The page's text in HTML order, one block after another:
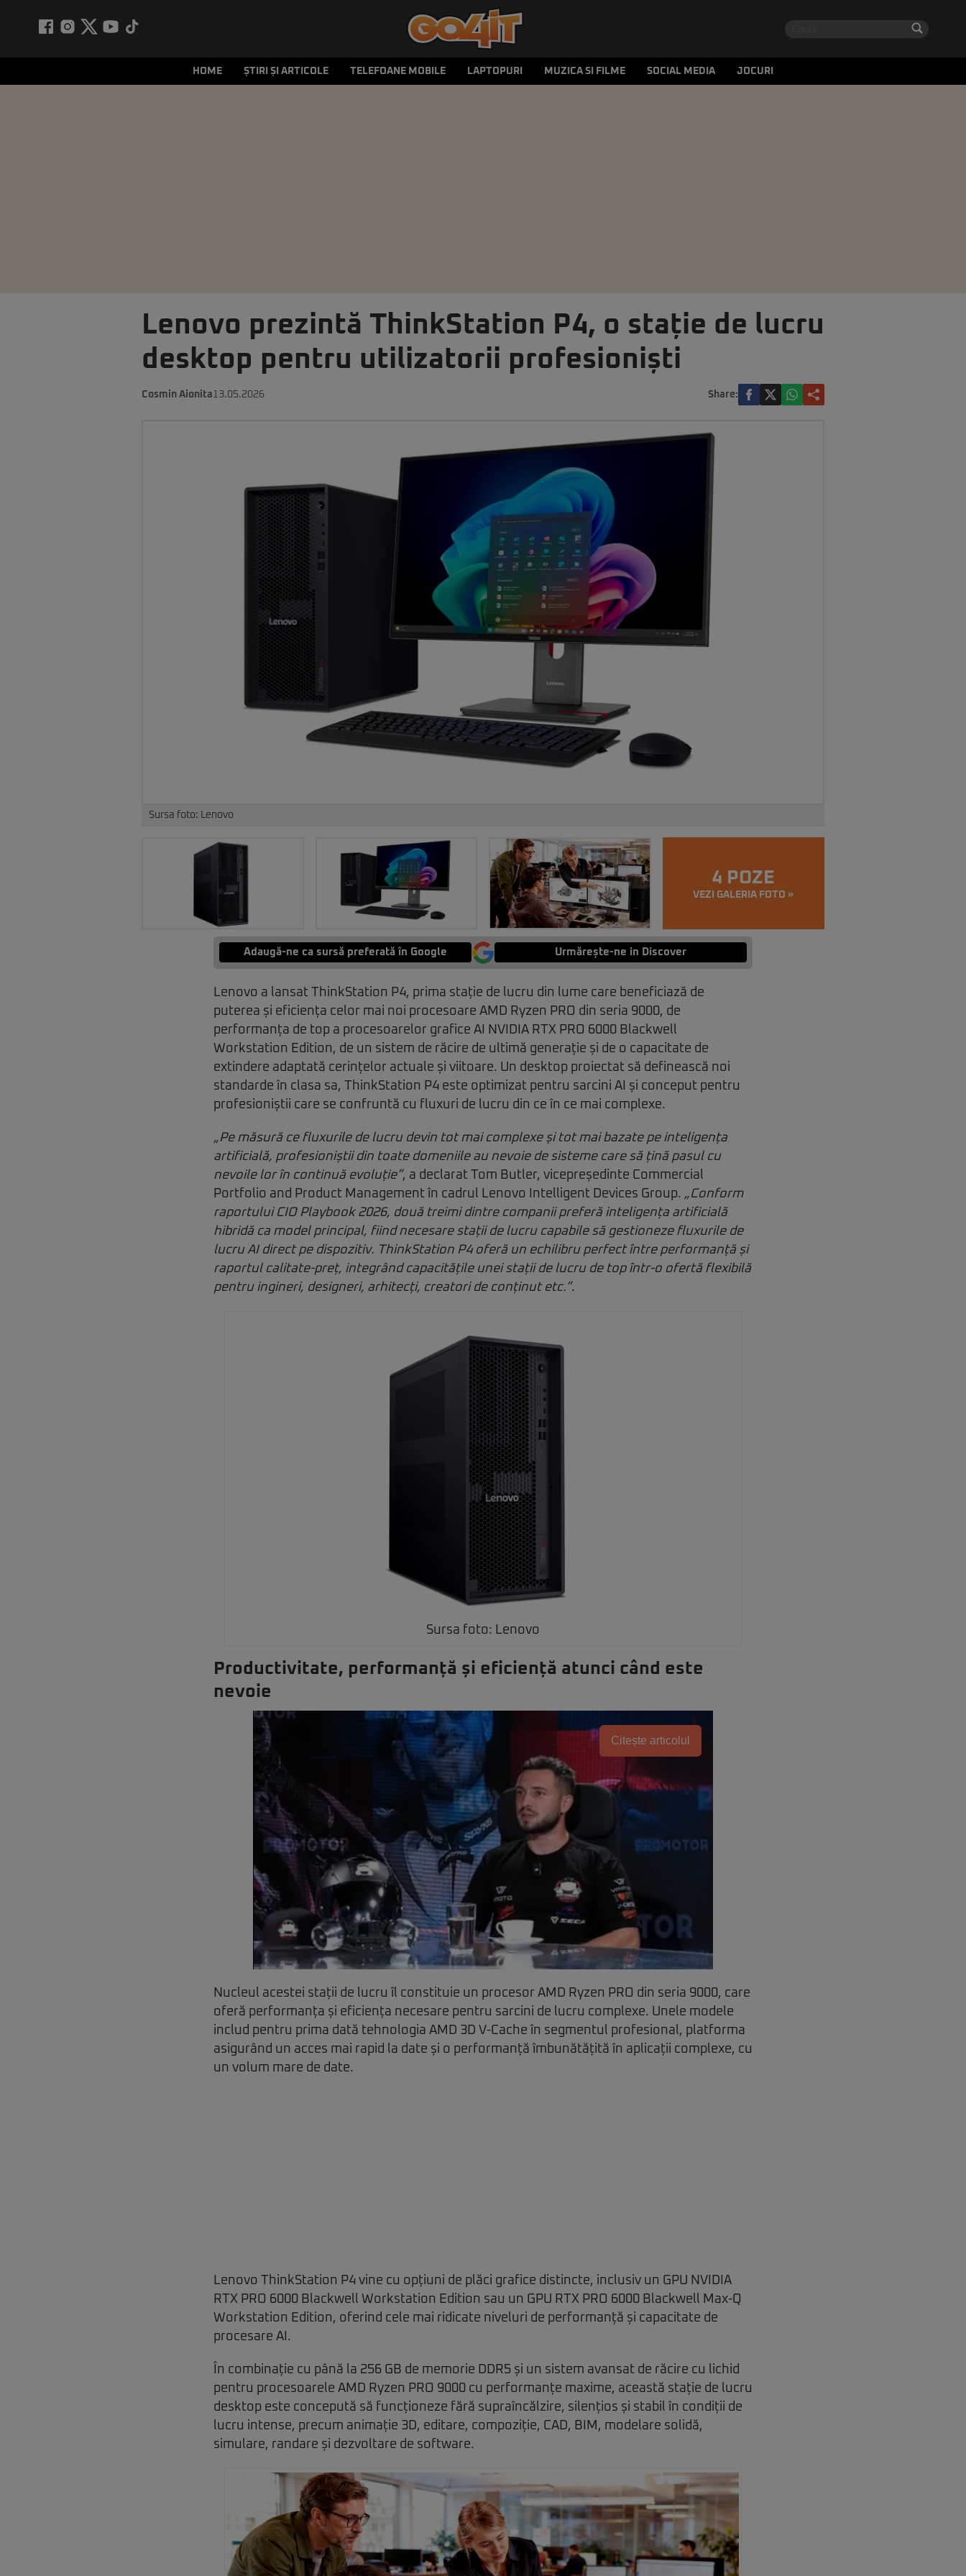
HOME ȘTIRI ȘI ARTICOLE TELEFOANE MOBILE LAPTOPURI MUZICA SI FILME SOCIAL MEDIA JOCURI
Lenovo prezintă ThinkStation P4, o stație de lucru
desktop pentru utilizatorii profesioniști
Cosmin Aionita13.05.2026 Share:
Sursa foto: Lenovo
4 POZE
VEZI GALERIA FOTO »
Adaugă-ne ca sursă preferată în Google Urmărește-ne in Discover
Lenovo a lansat ThinkStation P4, prima stație de lucru din lume care beneficiază de
puterea și eficiența celor mai noi procesoare AMD Ryzen PRO din seria 9000, de
performanța de top a procesoarelor grafice AI NVIDIA RTX PRO 6000 Blackwell
Workstation Edition, de un sistem de răcire de ultimă generație și de o capacitate de
extindere adaptată cerințelor actuale și viitoare. Un desktop proiectat să definească noi
standarde în clasa sa, ThinkStation P4 este optimizat pentru sarcini AI și conceput pentru
profesioniștii care se confruntă cu fluxuri de lucru din ce în ce mai complexe.
„Pe măsură ce fluxurile de lucru devin tot mai complexe și tot mai bazate pe inteligența
artificială, profesioniștii din toate domeniile au nevoie de sisteme care să țină pasul cu
nevoile lor în continuă evoluție”, a declarat Tom Butler, vicepreședinte Commercial
Portfolio and Product Management în cadrul Lenovo Intelligent Devices Group. „Conform
raportului CIO Playbook 2026, două treimi dintre companii preferă inteligența artificială
hibridă ca model principal, fiind necesare stații de lucru capabile să gestioneze fluxurile de
lucru AI direct pe dispozitiv. ThinkStation P4 oferă un echilibru perfect între performanță și
raportul calitate-preț, integrând capacitățile unei stații de lucru de top într-o ofertă flexibilă
pentru ingineri, designeri, arhitecți, creatori de conținut etc.”.
Sursa foto: Lenovo
Productivitate, performanță și eficiență atunci când este
nevoie
Citește articolul
Nucleul acestei stații de lucru îl constituie un procesor AMD Ryzen PRO din seria 9000, care
oferă performanța și eficiența necesare pentru sarcini de lucru complexe. Unele modele
includ pentru prima dată tehnologia AMD 3D V-Cache în segmentul profesional, platforma
asigurând un acces mai rapid la date și o performanță îmbunătățită în aplicații complexe, cu
un volum mare de date.
Lenovo ThinkStation P4 vine cu opțiuni de plăci grafice distincte, inclusiv un GPU NVIDIA
RTX PRO 6000 Blackwell Workstation Edition sau un GPU RTX PRO 6000 Blackwell Max-Q
Workstation Edition, oferind cele mai ridicate niveluri de performanță și capacitate de
procesare AI.
În combinație cu până la 256 GB de memorie DDR5 și un sistem avansat de răcire cu lichid
pentru procesoarele AMD Ryzen PRO 9000 cu performanțe maxime, această stație de lucru
desktop este concepută să funcționeze fără supraîncălzire, silențios și stabil în condiții de
lucru intense, precum animație 3D, editare, compoziție, CAD, BIM, modelare solidă,
simulare, randare și dezvoltare de software.